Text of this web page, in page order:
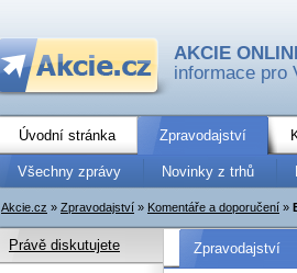
AKCIE
informace pro
Úvodní stránka Zpravodajství
Všechny zprávy Novinky z trhů
Akcie.cz » Zpravodajství » Komentáře a doporučení »
Zpravodajství
Právě diskutujete